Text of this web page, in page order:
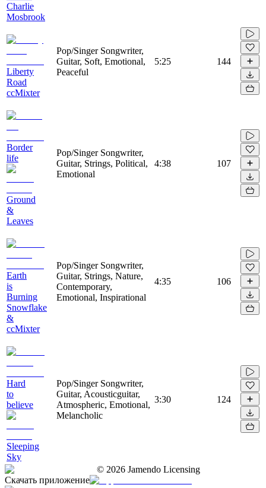
Charlie
Mosbrook
Liberty
Road
ccMixter
Pop/Singer Songwriter,
Guitar, Soft, Emotional,
Peaceful
5:25 144
Border
life
Ground
&
Leaves
Pop/Singer Songwriter,
Guitar, Strings, Political,
Emotional
4:38 107
Earth
is
Burning
Snowflake
&
ccMixter
Pop/Singer Songwriter,
Guitar, Strings, Nature,
Contemporary,
Emotional, Inspirational
4:35 106
Hard
to
believe
Sleeping
Sky
Pop/Singer Songwriter,
Guitar, Acousticguitar,
Atmospheric, Emotional,
Melancholic
3:30 124
© 2026 Jamendo Licensing
Скачать приложение